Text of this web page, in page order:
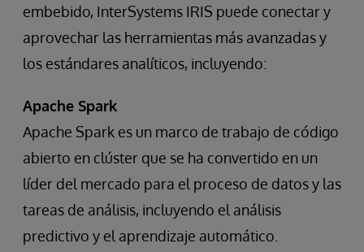
embebido, InterSystems IRIS puede conectar y
aprovechar las herramientas más avanzadas y
los estándares analíticos, incluyendo:
Apache Spark
Apache Spark es un marco de trabajo de código
abierto en clúster que se ha convertido en un
líder del mercado para el proceso de datos y las
tareas de análisis, incluyendo el análisis
predictivo y el aprendizaje automático.